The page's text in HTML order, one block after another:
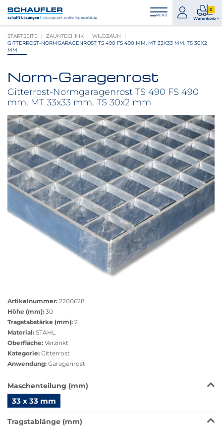
Inhalt
Hauptnavigation
Footernavigation
Logo
Schaufler
verlinkt
zur
MENÜ
zum
Konto
0
Warenkorb >
0
STARTSEITE ZAUNTECHNIK
WILDZAUN
GITTERROST-NORMGARAGENROST TS 490 FS 490 MM, MT 33X33 MM, TS 30X2
MM
Produktbilder
Norm-Garagenrost
Gitterrost-Normgaragenrost TS 490 FS 490
mm, MT 33x33 mm, TS 30x2 mm
anzeigen
Artikelnummer: 2200628
Höhe (mm): 30
Tragstabstärke (mm): 2
Material: STAHL
Oberfläche: Verzinkt
Kategorie: Gitterrost
Anwendung: Garagenrost
Produkt
ist
in
dieser
Maschenteilung (mm)
33 x 33 mm
Tragstablänge (mm)